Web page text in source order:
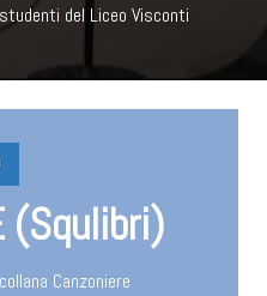
del Liceo Visconti
(Squlibri)
Canzoniere